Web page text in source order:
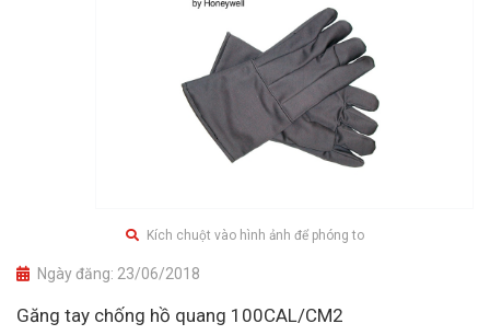
Kích chuột vào hình ảnh để phóng to
Ngày đăng: 23/06/2018
Găng tay chống hồ quang 100CAL/CM2